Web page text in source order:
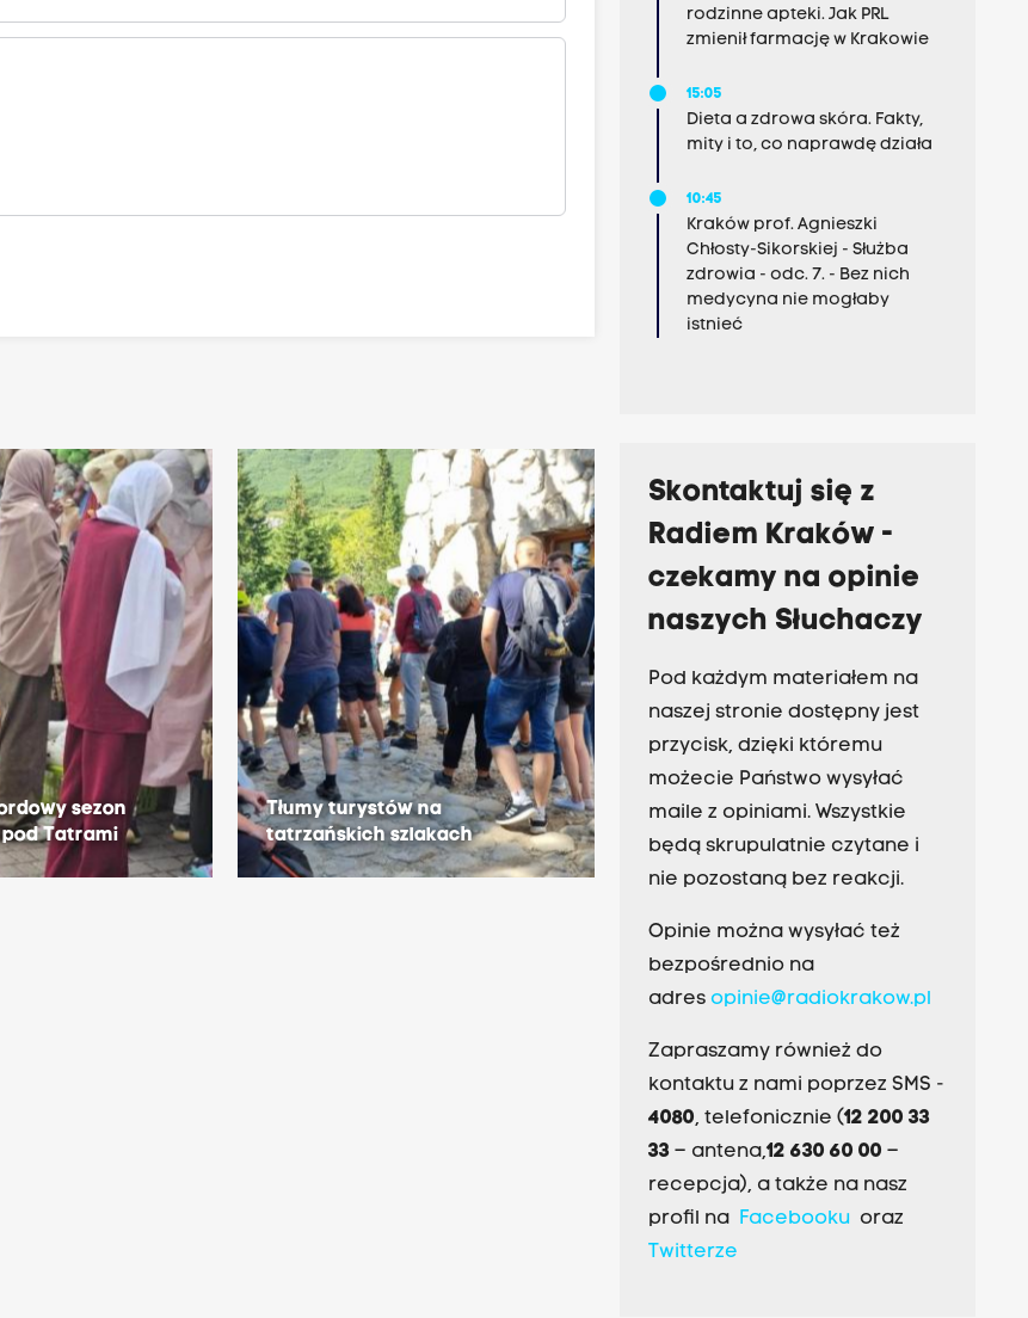
sezon
Tatrami
Tłumy turystów na
tatrzańskich szlakach
rodzinne apteki. Jak PRL
zmienił farmację w Krakowie
15:05
Dieta a zdrowa skóra. Fakty,
mity i to, co naprawdę działa
10:45
Kraków prof. Agnieszki
Chłosty-Sikorskiej - Służba
zdrowia - odc. 7. - Bez nich
medycyna nie mogłaby
istnieć
Skontaktuj się z
Radiem Kraków -
czekamy na opinie
naszych Słuchaczy
Pod każdym materiałem na
naszej stronie dostępny jest
przycisk, dzięki któremu
możecie Państwo wysyłać
maile z opiniami. Wszystkie
będą skrupulatnie czytane i
nie pozostaną bez reakcji.
Opinie można wysyłać też
bezpośrednio na
adres opinie@radiokrakow.pl
Zapraszamy również do
kontaktu z nami poprzez SMS -
4080, telefonicznie (12 200 33
33– antena,12 630 60 00 –
recepcja), a także na nasz
profil na Facebookuoraz
Twitterze